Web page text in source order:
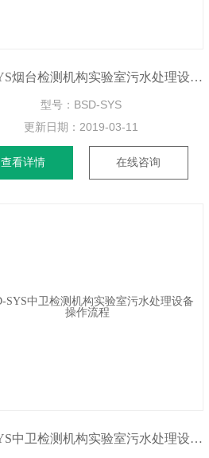
BSD-SYS烟台检测机构实验室污水处理设备新款报价
型号：BSD-SYS
更新日期： 2019-03-11
查看详情 在线咨询
BSD-SYS中卫检测机构实验室污水处理设备操作流程